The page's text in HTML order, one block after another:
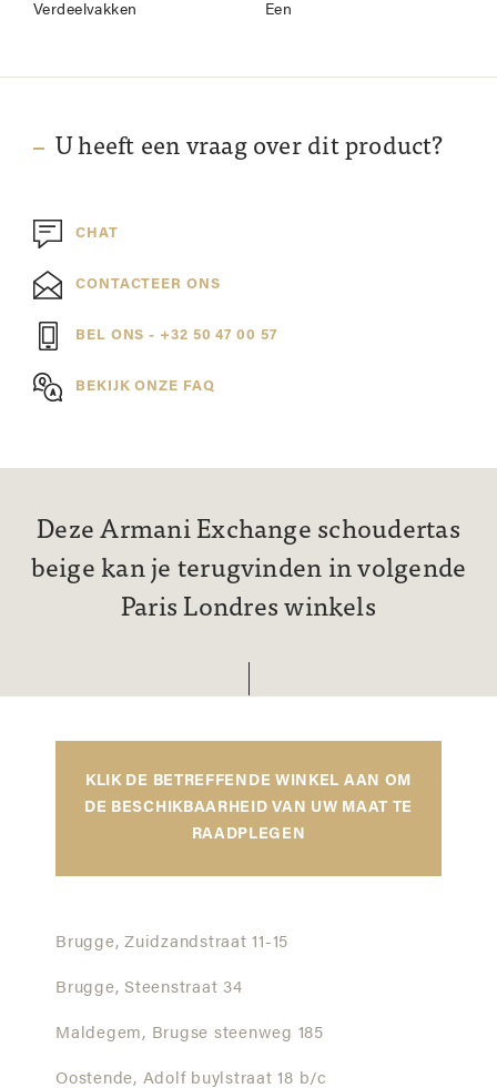
Verdeelvakken Een
U heeft een vraag over dit product?
CHAT
CONTACTEER ONS
BEL ONS - +32 50 47 00 57
BEKIJK ONZE FAQ
Deze Armani Exchange schoudertas
beige kan je terugvinden in volgende
Paris Londres winkels
KLIK DE BETREFFENDE WINKEL AAN OM
DE BESCHIKBAARHEID VAN UW MAAT TE
RAADPLEGEN
Brugge, Zuidzandstraat 11-15
Brugge, Steenstraat 34
Maldegem, Brugse steenweg 185
Oostende, Adolf buylstraat 18 b/c